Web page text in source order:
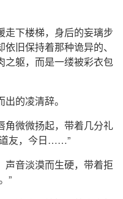
走下楼梯，身后的妄璃步
旧保持着那种诡异的、
之躯，而是一缕被彩衣包
的凌清辞。
角微微扬起，带着几分礼
友，今日……”
声音淡漠而生硬，带着拒
”